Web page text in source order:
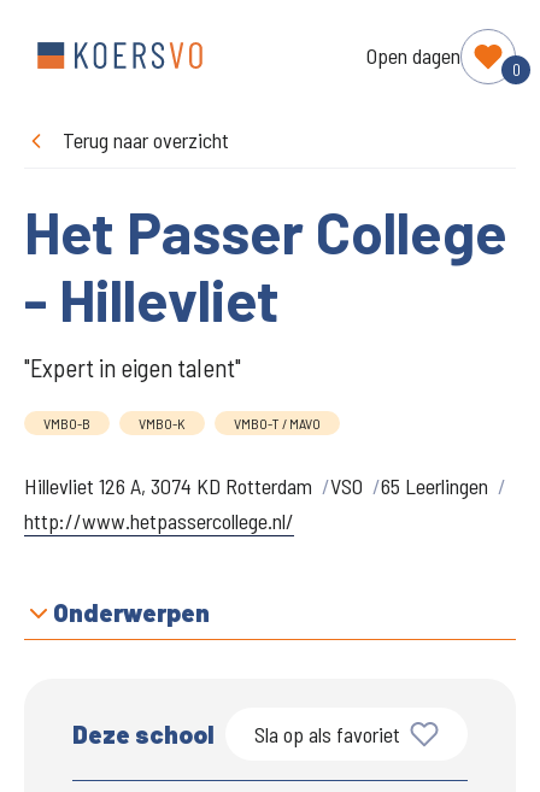
Open dagen
0
Terug naar overzicht
Het Passer College
- Hillevliet
"Expert in eigen talent"
VMBO-B VMBO-K VMBO-T / MAVO
Hillevliet 126 A, 3074 KD Rotterdam VSO
65 Leerlingen
http://www.hetpassercollege.nl/
Onderwerpen
Deze school Sla op als favoriet